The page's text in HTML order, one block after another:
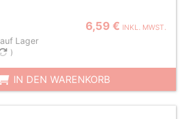
6,59 € INKL. MWST.
Lager
)
IN DEN WARENKORB